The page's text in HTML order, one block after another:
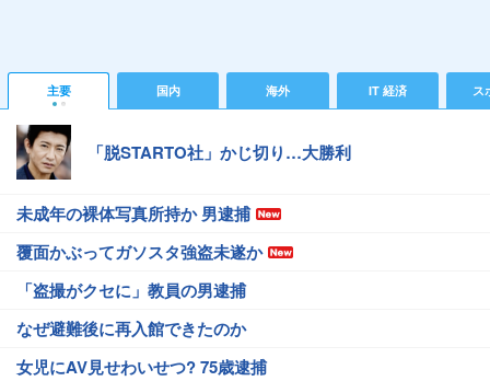
主要 国内 海外 IT 経済 ス
「脱STARTO社」かじ切り…大勝利
未成年の裸体写真所持か 男逮捕
覆面かぶってガソスタ強盗未遂か
「盗撮がクセに」教員の男逮捕
なぜ避難後に再入館できたのか
女児にAV見せわいせつ? 75歳逮捕